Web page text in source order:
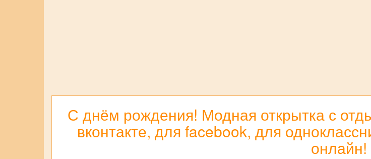
С днём рождения! Модная открытка с
вконтакте, для facebook, для
онлайн!